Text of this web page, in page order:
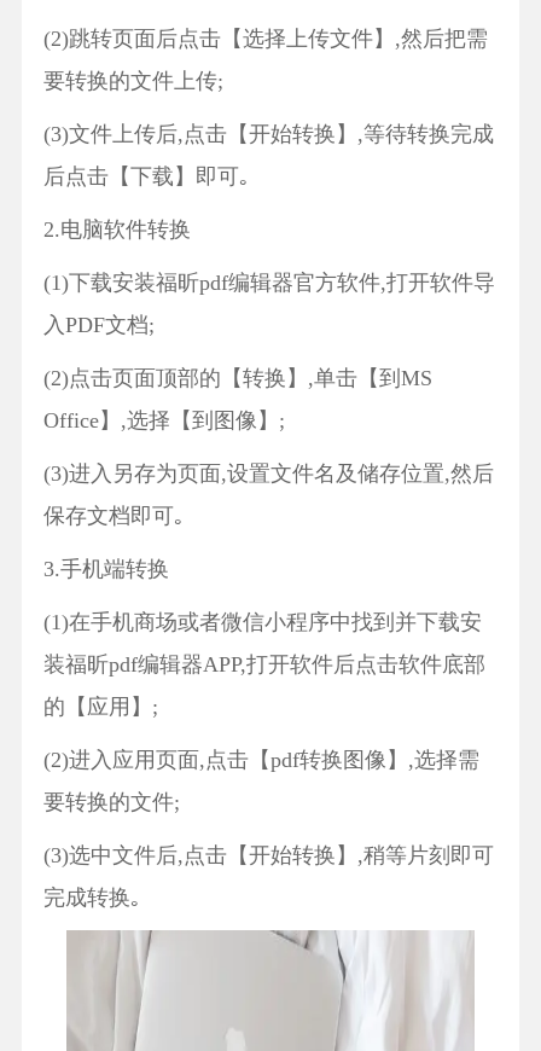
(2)跳转页面后点击【选择上传文件】,然后把需
要转换的文件上传;
(3)文件上传后,点击【开始转换】,等待转换完成
后点击【下载】即可｡
2.电脑软件转换
(1)下载安装福昕pdf编辑器官方软件,打开软件导
入PDF文档;
(2)点击页面顶部的【转换】,单击【到MS
Office】,选择【到图像】;
(3)进入另存为页面,设置文件名及储存位置,然后
保存文档即可｡
3.手机端转换
(1)在手机商场或者微信小程序中找到并下载安
装福昕pdf编辑器APP,打开软件后点击软件底部
的【应用】;
(2)进入应用页面,点击【pdf转换图像】,选择需
要转换的文件;
(3)选中文件后,点击【开始转换】,稍等片刻即可
完成转换｡